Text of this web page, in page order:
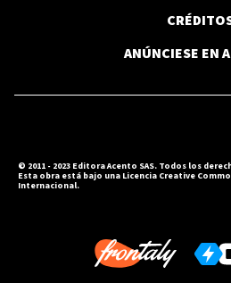
ANÚNCIESE EN
© 2011 - 2023 Editora Acento SAS. Todos los
Esta obra está bajo una Licencia Creative
Internacional.